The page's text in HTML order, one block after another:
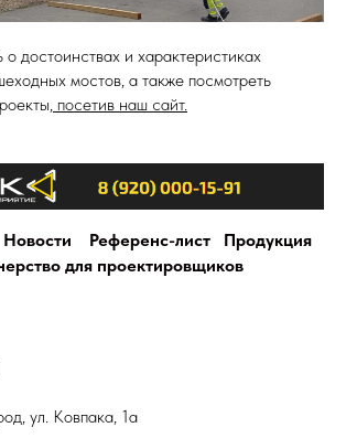
достоинствах и характеристиках
мостов, а также посмотреть
посетив наш сайт.
Новости Референс-лист
Продукция
для проектировщиков
ул. Ковпака, 1а